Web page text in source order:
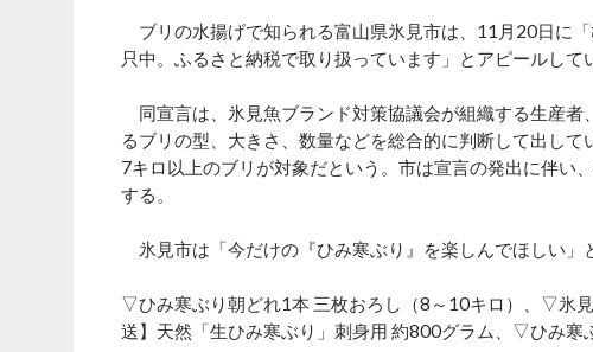
ブリの水揚げで知られる富山県氷見市は、11月20日に
只中。ふるさと納税で取り扱っています」とアピールして
同宣言は、氷見魚ブランド対策協議会が組織する生産
るブリの型、大きさ、数量などを総合的に判断して出し
7キロ以上のブリが対象だという。市は宣言の発出に伴い
する。
氷見市は「今だけの『ひみ寒ぶり』を楽しんでほしい」
▽ひみ寒ぶり朝どれ1本 三枚おろし（8～10キロ）、▽氷
送】天然「生ひみ寒ぶり」刺身用 約800グラム、▽ひみ寒